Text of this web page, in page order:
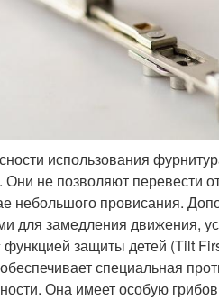
использования
не позволяют перевести
небольшого провисания.
для замедления движения,
функцией защиты детей (Tilt
специальная
Она имеет особую